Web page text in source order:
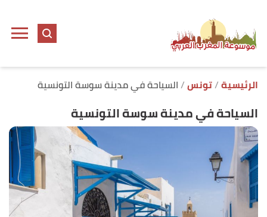
الرئيسية تونس السياحة في مدينة سوسة التونسية
السياحة في مدينة سوسة التونسية